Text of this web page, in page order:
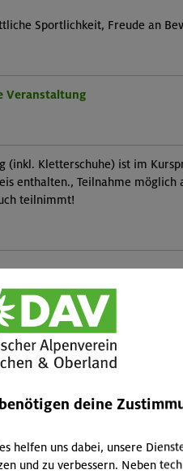
Sportlichkeit, Freude an
Veranstaltung
(inkl. Kletterschuhe) ist im
enthalten., Teilnahme möglich
teilnimmt!
deine
helfen uns dabei, unsere
und zu verbessern. Neben